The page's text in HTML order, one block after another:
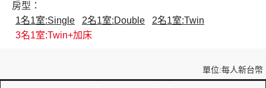
房型：
1名1室:Single
2名1室:Double
2名1室:Twin
3名1室:Twin+加床
單位:每人新台幣